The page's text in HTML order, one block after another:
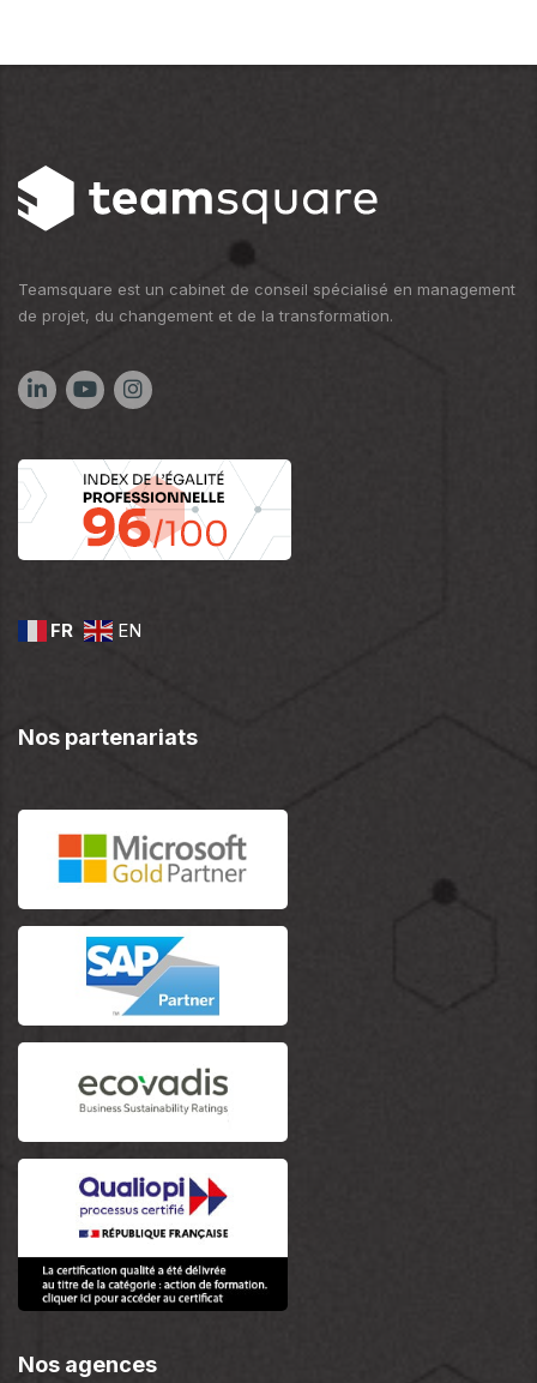
Teamsquare est un cabinet de conseil spécialisé en management
de projet, du changement et de la transformation.
FR EN
Nos partenariats
Nos agences